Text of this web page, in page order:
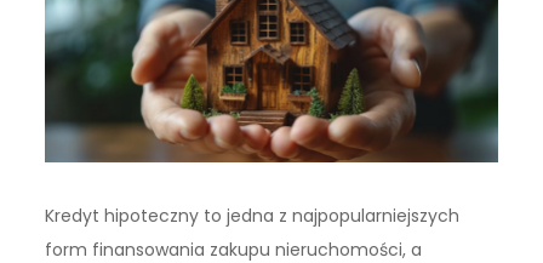
Kredyt hipoteczny to jedna z najpopularniejszych
form finansowania zakupu nieruchomości, a